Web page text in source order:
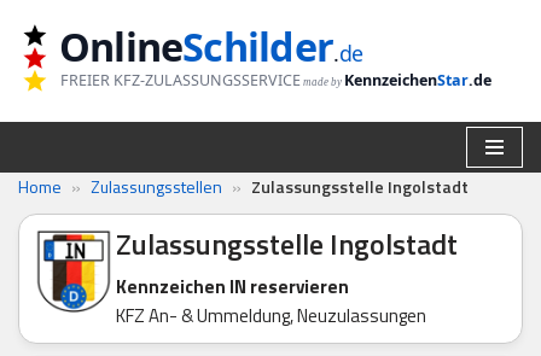
Zum
Inhalt
springen
OnlineSchilder.de
FREIER KFZ-ZULASSUNGSSERVICE made by KennzeichenStar.de
Home » Zulassungsstellen » Zulassungsstelle Ingolstadt
Zulassungsstelle Ingolstadt
Kennzeichen IN reservieren
KFZ An- & Ummeldung, Neuzulassungen